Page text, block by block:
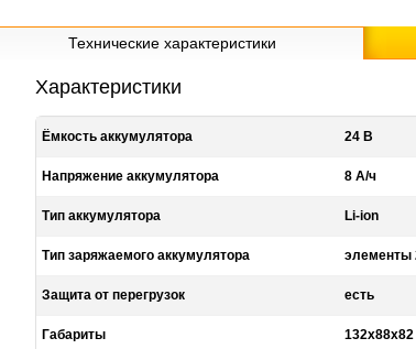
Технические характеристики
Характеристики
Ёмкость аккумулятора 24 В
Напряжение аккумулятора 8 А/ч
Тип аккумулятора Li-ion
Тип заряжаемого аккумулятора элементы
Защита от перегрузок есть
Габариты